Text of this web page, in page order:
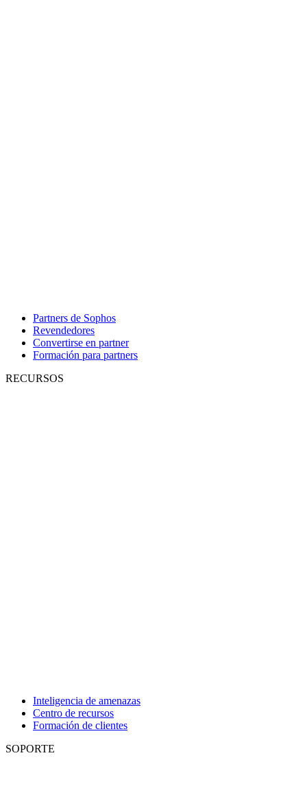
Partners de Sophos
Revendedores
Convertirse en partner
Formación para partners
RECURSOS
Inteligencia de amenazas
Centro de recursos
Formación de clientes
SOPORTE